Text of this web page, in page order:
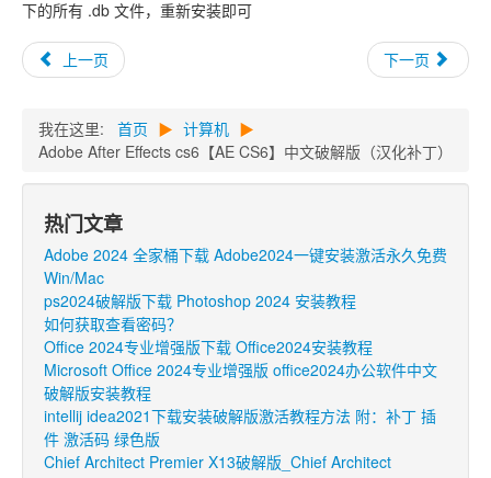
下的所有 .db 文件，重新安装即可
上一页 下一页
我在这里: 首页 ▶ 计算机 ▶
Adobe After Effects cs6【AE CS6】中文破解版（汉化补丁）
热门文章
Adobe 2024 全家桶下载 Adobe2024一键安装激活永久免费
Win/Mac
ps2024破解版下载 Photoshop 2024 安装教程
如何获取查看密码？
Office 2024专业增强版下载 Office2024安装教程
Microsoft Office 2024专业增强版 office2024办公软件中文
破解版安装教程
intellij idea2021下载安装破解版激活教程方法 附：补丁 插
件 激活码 绿色版
Chief Architect Premier X13破解版_Chief Architect